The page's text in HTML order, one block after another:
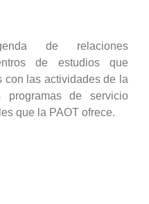
de relaciones
de estudios que
con las actividades de la
programas de servicio
que la PAOT ofrece.